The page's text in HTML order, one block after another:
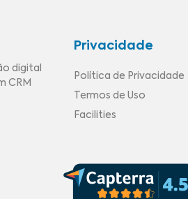
digital
CRM
Privacidade
Política de Privacidade
Termos de Uso
Facilities